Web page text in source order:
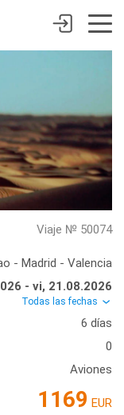
Viaje № 50074
- Madrid - Valencia
- vi, 21.08.2026
Todas las fechas
6 días
0
Aviones
1169 EUR